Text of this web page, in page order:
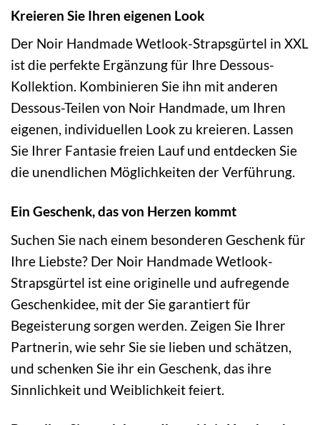
Kreieren Sie Ihren eigenen Look
Der Noir Handmade Wetlook-Strapsgürtel in XXL
ist die perfekte Ergänzung für Ihre Dessous-
Kollektion. Kombinieren Sie ihn mit anderen
Dessous-Teilen von Noir Handmade, um Ihren
eigenen, individuellen Look zu kreieren. Lassen
Sie Ihrer Fantasie freien Lauf und entdecken Sie
die unendlichen Möglichkeiten der Verführung.
Ein Geschenk, das von Herzen kommt
Suchen Sie nach einem besonderen Geschenk für
Ihre Liebste? Der Noir Handmade Wetlook-
Strapsgürtel ist eine originelle und aufregende
Geschenkidee, mit der Sie garantiert für
Begeisterung sorgen werden. Zeigen Sie Ihrer
Partnerin, wie sehr Sie sie lieben und schätzen,
und schenken Sie ihr ein Geschenk, das ihre
Sinnlichkeit und Weiblichkeit feiert.